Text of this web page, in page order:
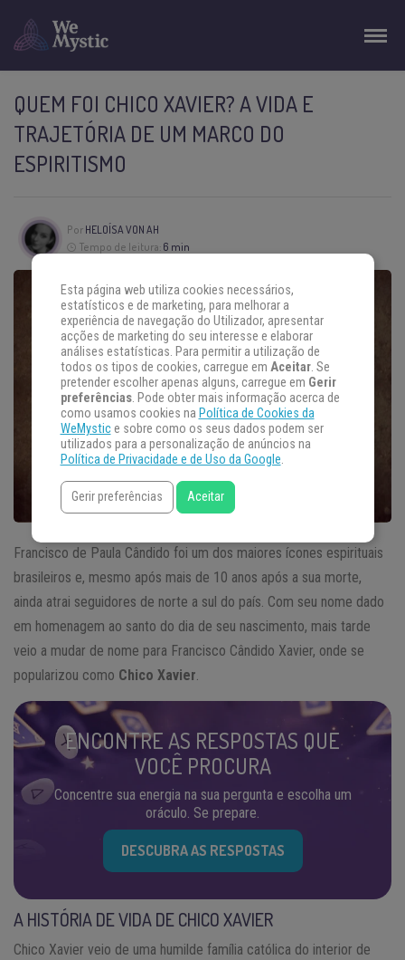
QUEM FOI CHICO XAVIER? A VIDA E
TRAJETÓRIA DE UM MARCO DO
ESPIRITISMO
Por HELOÍSA VON AH
Tempo de leitura: 6 min
Francisco de Paula Cândido foi um dos maiores ícones espirituais
brasileiros e, mesmo após mais de 10 anos após a sua morte,
ainda atrai seguidores de norte a sul do país. Com seu nome dado
em homenagem ao santo do dia de seu nascimento, mais tarde
veio a mudar de nome para Francisco Cândido Xavier, onde se
popularizou como Chico Xavier
ENCONTRE AS RESPOSTAS QUE
VOCÊ PROCURA
Concentre sua energia na sua pergunta e escolha um
oráculo. Se prepare.
DESCUBRA AS RESPOSTAS
A HISTÓRIA DE VIDA DE CHICO XAVIER
Chico Xavier veio de uma humilde família católica do interior de
Esta página web utiliza cookies necessários,
estatísticos e de marketing, para melhorar a
experiência de navegação do Utilizador, apresentar
acções de marketing do seu interesse e elaborar
análises estatísticas. Para permitir a utilização de
todos os tipos de cookies, carregue em Aceitar. Se
pretender escolher apenas alguns, carregue em Gerir
preferências. Pode obter mais informação acerca de
como usamos cookies na Política de Cookies da
WeMystice sobre como os seus dados podem ser
utilizados para a personalização de anúncios na
Política de Privacidade e de Uso da Google.
Gerir preferências Aceitar